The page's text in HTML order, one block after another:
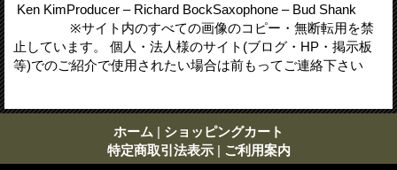
Ken KimProducer – Richard BockSaxophone – Bud Shank
※サイト内のすべての画像のコピー・無断転用を禁
止しています。 個人・法人様のサイト(ブログ・HP・掲示板
等)でのご紹介で使用されたい場合は前もってご連絡下さい
ホーム | ショッピングカート
特定商取引法表示 | ご利用案内